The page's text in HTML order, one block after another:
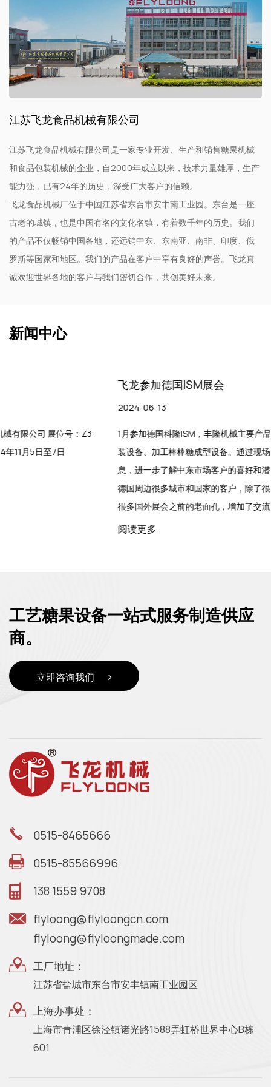
江苏飞龙食品机械有限公司
江苏飞龙食品机械有限公司是一家专业开发、生产和销售糖果机械
和食品包装机械的企业，自2000年成立以来，技术力量雄厚，生产
能力强，已有24年的历史，深受广大客户的信赖。
飞龙食品机械厂位于中国江苏省东台市安丰南工业园。东台是一座
古老的城镇，也是中国有名的文化名镇，有着数千年的历史。我们
的产品不仅畅销中国各地，还远销中东、东南亚、南非、印度、俄
罗斯等国家和地区。我们的产品在客户中享有良好的声誉。飞龙真
诚欢迎世界各地的客户与我们密切合作，共创美好未来。
新闻中心
飞龙参加德国ISM展会
1月参加德国科隆ISM，丰隆机械主要产品为糖果生产设备、糖果包
装设备、加工棒棒糖成型设备。通过现场沟通，收集现场客户信
息，进一步了解中东市场客户的喜好和潜在情况。这次展会汇聚了
德国周边很多城市和国家的客户，除了很多新面孔，我们还看到了
很多国外展会之前的老面孔，增加了交流，收到了很多货，我...
工艺糖果设备一站式服务制造供应
商。
立即咨询我们
0515-8465666
0515-85566996
138 1559 9708
flyloong@flyloongcn.com
flyloong@flyloongmade.com
工厂地址：
江苏省盐城市东台市安丰镇南工业园区
上海办事处：
上海市青浦区徐泾镇诸光路1588弄虹桥世界中心B栋
601